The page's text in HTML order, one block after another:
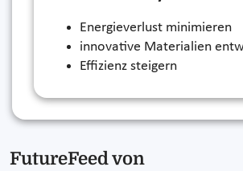
Energieverlust minimieren
innovative Materialien
Effizienz steigern
FutureFeed von